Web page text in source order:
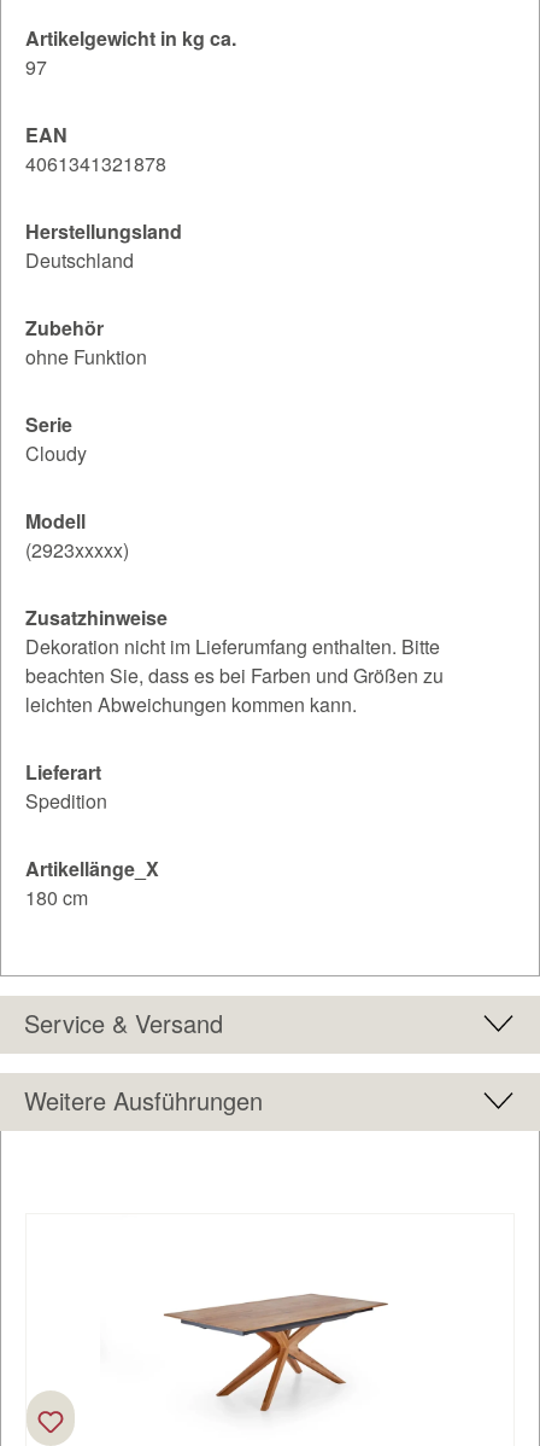
Artikelgewicht in kg ca.
97
EAN
4061341321878
Herstellungsland
Deutschland
Zubehör
ohne Funktion
Serie
Cloudy
Modell
(2923xxxxx)
Zusatzhinweise
Dekoration nicht im Lieferumfang enthalten. Bitte
beachten Sie, dass es bei Farben und Größen zu
leichten Abweichungen kommen kann.
Lieferart
Spedition
Artikellänge_X
180 cm
Service & Versand
Weitere Ausführungen